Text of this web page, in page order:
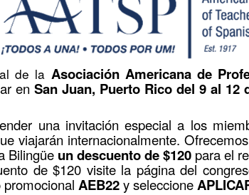
de la Asociación Americana de
en San Juan, Puerto Rico del 9 al 12
una invitación especial a los
viajarán internacionalmente.
Bilingüe un descuento de $120para el
de $120 visite la página del
AEB22y seleccione